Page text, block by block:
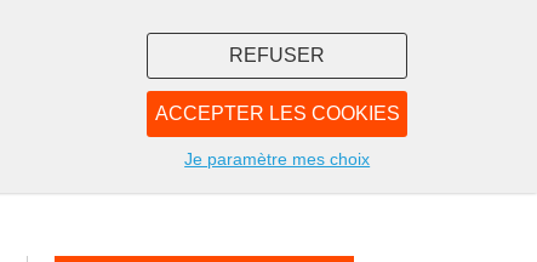
ACCEPTER LES COOKIES
REFUSER
Je paramètre mes choix
NOUS